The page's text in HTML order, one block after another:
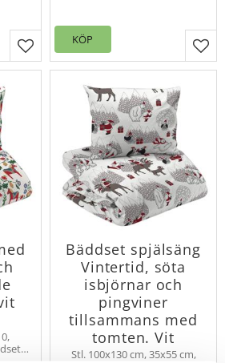
Lägg till i favoriter
KÖP
i
Bäddset spjälsäng
Vintertid, söta
isbjörnar och
pingviner
tillsammans med
tomten. Vit
Stl. 100x130 cm, 35x55 cm,